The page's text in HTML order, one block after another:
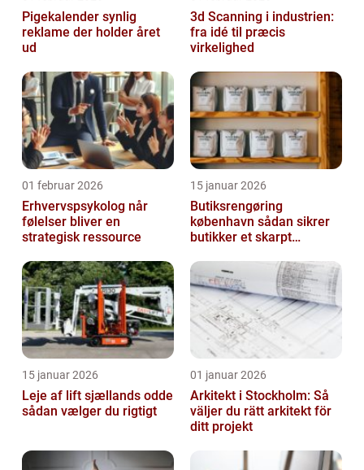
Pigekalender synlig
reklame der holder året
ud
3d Scanning i industrien:
fra idé til præcis
virkelighed
01 februar 2026
Erhvervspsykolog når
følelser bliver en
strategisk ressource
15 januar 2026
Butiksrengøring
københavn sådan sikrer
butikker et skarpt
15 januar 2026
Leje af lift sjællands odde
sådan vælger du rigtigt
01 januar 2026
Arkitekt i Stockholm: Så
väljer du rätt arkitekt för
ditt projekt